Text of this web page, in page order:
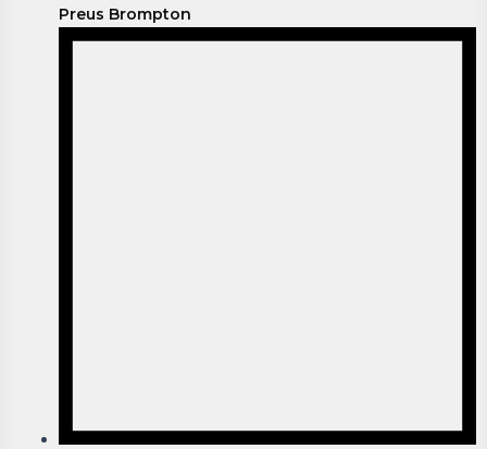
Preus Brompton